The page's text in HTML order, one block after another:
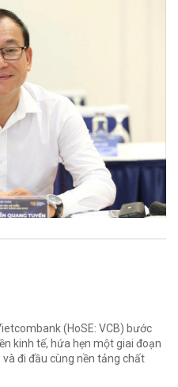
(HoSE: VCB) bước
kinh tế, hứa hẹn một giai đoạn
đi đầu cùng nền tảng chất